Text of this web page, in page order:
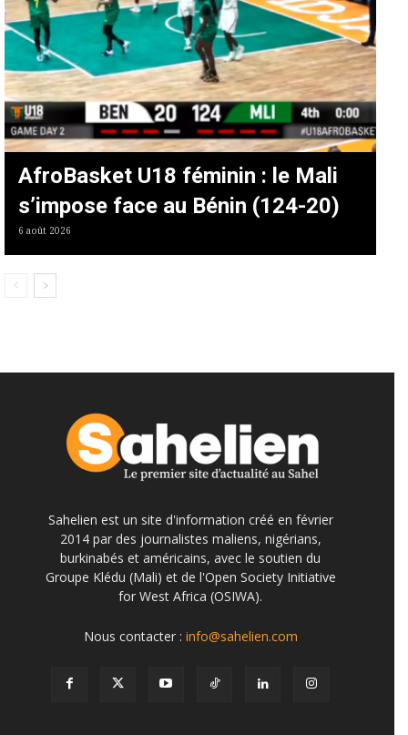
AfroBasket U18 féminin : le Mali
s’impose face au Bénin (124-20)
6 août 2026
Sahelien est un site d'information créé en février
2014 par des journalistes maliens, nigérians,
burkinabés et américains, avec le soutien du
Groupe Klédu (Mali) et de l'Open Society Initiative
for West Africa (OSIWA).
Nous contacter : info@sahelien.com